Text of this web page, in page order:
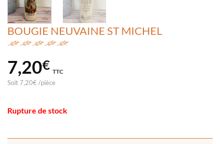
BOUGIE NEUVAINE ST MICHEL
7,20€ TTC
Soit7,20€ /pièce
Rupture de stock